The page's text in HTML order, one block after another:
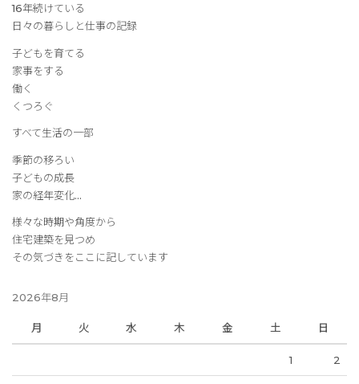
16年続けている
日々の暮らしと仕事の記録
子どもを育てる
家事をする
働く
くつろぐ
すべて生活の一部
季節の移ろい
子どもの成長
家の経年変化…
様々な時期や角度から
住宅建築を見つめ
その気づきをここに記しています
2026年8月
月 火 水 木 金 土 日
1 2